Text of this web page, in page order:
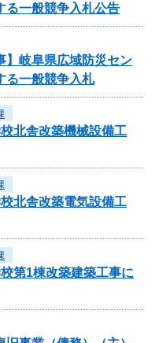
る一般競争入札公告
】岐阜県広域防災セン
る一般競争入札
北舎改築機械設備工
北舎改築電気設備工
第1棟改築建築工事に